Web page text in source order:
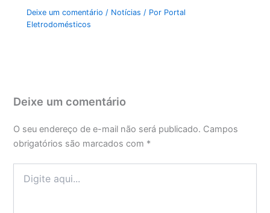
Deixe um comentário / Notícias / Por Portal
Eletrodomésticos
Deixe um comentário
O seu endereço de e-mail não será publicado. Campos
obrigatórios são marcados com *
aqui...